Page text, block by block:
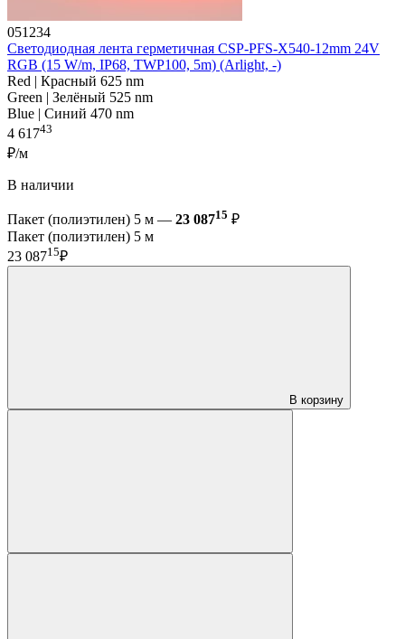
051234
Светодиодная лента герметичная CSP-PFS-X540-12mm 24V
RGB (15 W/m, IP68, TWP100, 5m) (Arlight, -)
Red | Красный 625 nm
Green | Зелёный 525 nm
Blue | Синий 470 nm
4 61743
₽/м
В наличии
Пакет (полиэтилен) 5 м — 23 08715 ₽
Пакет (полиэтилен) 5 м
23 08715₽
В корзину